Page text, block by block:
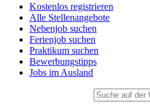
Kostenlos registrieren
Alle Stellenangebote
Nebenjob suchen
Ferienjob suchen
Praktikum suchen
Bewerbungstipps
Jobs im Ausland